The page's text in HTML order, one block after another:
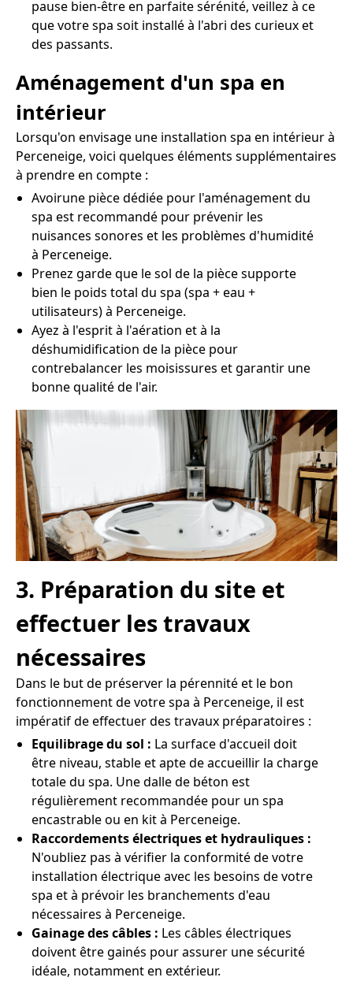
pause bien-être en parfaite sérénité, veillez à ce
que votre spa soit installé à l'abri des curieux et
des passants.
Aménagement d'un spa en
intérieur
Lorsqu'on envisage une installation spa en intérieur à
Perceneige, voici quelques éléments supplémentaires
à prendre en compte :
Avoirune pièce dédiée pour l'aménagement du
spa est recommandé pour prévenir les
nuisances sonores et les problèmes d'humidité
à Perceneige.
Prenez garde que le sol de la pièce supporte
bien le poids total du spa (spa + eau +
utilisateurs) à Perceneige.
Ayez à l'esprit à l'aération et à la
déshumidification de la pièce pour
contrebalancer les moisissures et garantir une
bonne qualité de l'air.
3. Préparation du site et
effectuer les travaux
nécessaires
Dans le but de préserver la pérennité et le bon
fonctionnement de votre spa à Perceneige, il est
impératif de effectuer des travaux préparatoires :
Equilibrage du sol : La surface d'accueil doit
être niveau, stable et apte de accueillir la charge
totale du spa. Une dalle de béton est
régulièrement recommandée pour un spa
encastrable ou en kit à Perceneige.
Raccordements électriques et hydrauliques :
N'oubliez pas à vérifier la conformité de votre
installation électrique avec les besoins de votre
spa et à prévoir les branchements d'eau
nécessaires à Perceneige.
Gainage des câbles : Les câbles électriques
doivent être gainés pour assurer une sécurité
idéale, notamment en extérieur.